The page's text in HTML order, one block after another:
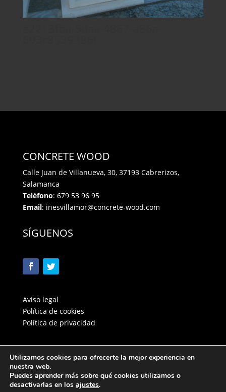
CONCRETE WOOD
Calle Juan de Villanueva, 30, 37193 Cabrerizos,
Salamanca
Teléfono: 679 53 96 95
Email: inesvillamor@concrete-wood.com
SÍGUENOS
Aviso legal
Política de cookies
Política de privacidad
Utilizamos cookies para ofrecerte la mejor experiencia en
nuestra web.
Puedes aprender más sobre qué cookies utilizamos o
desactivarlas en los ajustes.